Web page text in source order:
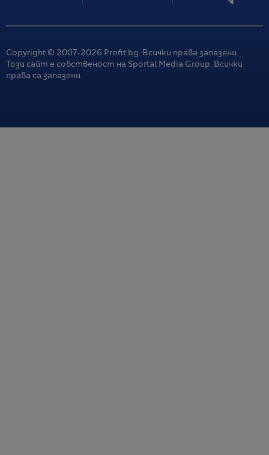
Copyright © 2007-2026 Profit.bg. Всички права запазени.
Този сайт е собственост на Sportal Media Group. Всички
права са запазени.